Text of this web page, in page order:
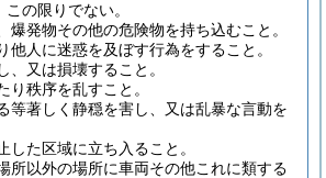
の限りでない。
爆発物その他の危険物を持ち込むこと。
他人に迷惑を及ぼす行為をすること。
、又は損壊すること。
り秩序を乱すこと。
等著しく静穏を害し、又は乱暴な言動を
した区域に立ち入ること。
所以外の場所に車両その他これに類する